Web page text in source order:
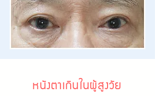
หนังตาเกินในผู้สูงวัย